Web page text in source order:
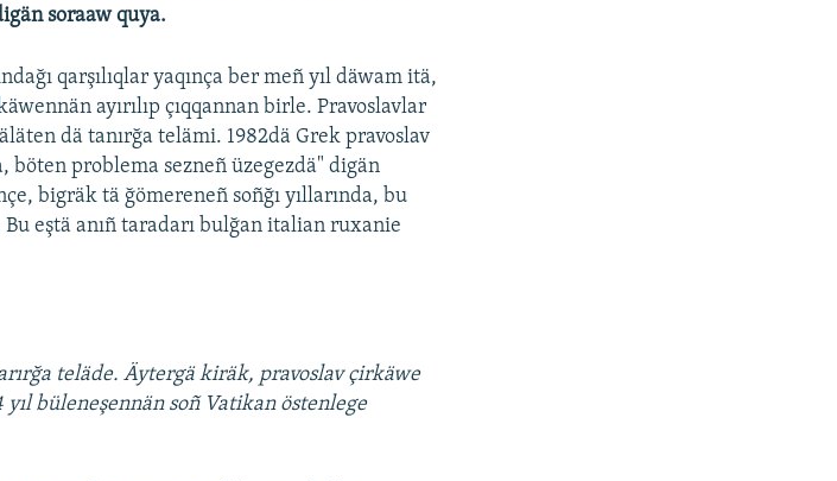
soraaw quya.
qarşılıqlar yaqınça ber meñ yıl däwam itä,
ayırılıp çıqqannan birle. Pravoslavlar
dä tanırğa telämi. 1982dä Grek pravoslav
böten problema sezneñ üzegezdä" digän
bigräk tä ğömereneñ soñğı yıllarında, bu
Bu eştä anıñ taradarı bulğan italian ruxanie
teläde. Äytergä kiräk, pravoslav çirkäwe
yıl büleneşennän soñ Vatikan östenlege